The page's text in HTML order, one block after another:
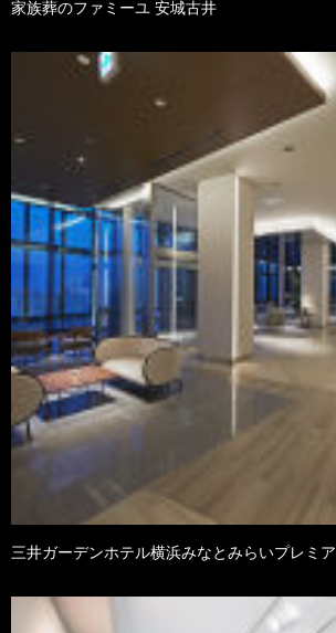
家族葬のファミーユ 安城古井
三井ガーデンホテル横浜みなとみらいプレミア